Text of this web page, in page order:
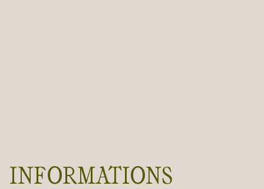
INFORMATIONS